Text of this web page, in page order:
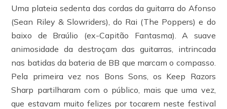
Uma plateia sedenta das cordas da guitarra do Afonso
(Sean Riley & Slowriders), do Rai (The Poppers) e do
baixo de Braúlio (ex-Capitão Fantasma). A suave
animosidade da destroçam das guitarras, intrincada
nas batidas da bateria de BB que marcam o compasso.
Pela primeira vez nos Bons Sons, os Keep Razors
Sharp partilharam com o público, mais que uma vez,
que estavam muito felizes por tocarem neste festival